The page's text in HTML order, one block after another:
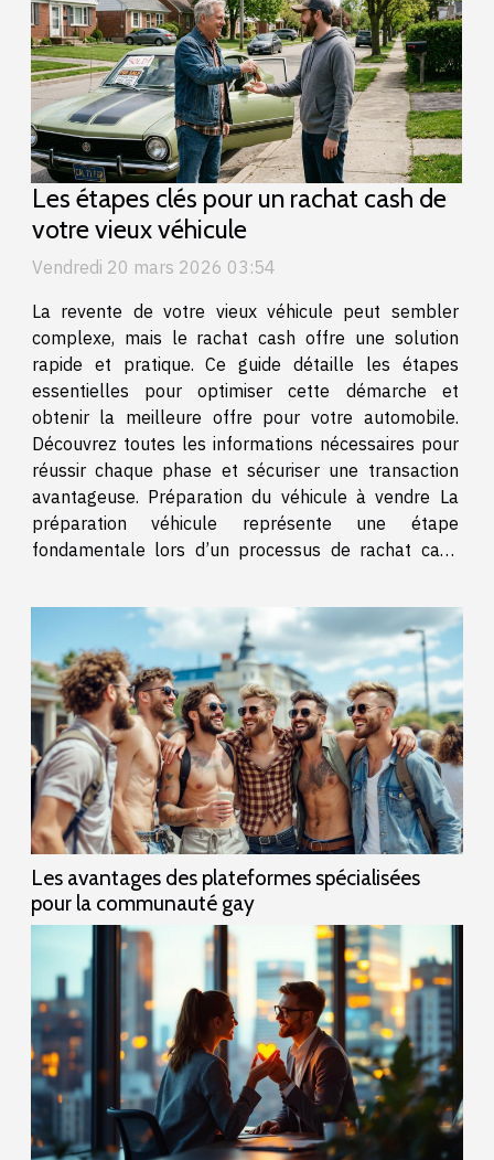
Les étapes clés pour un rachat cash de
votre vieux véhicule
Vendredi 20 mars 2026 03:54
La revente de votre vieux véhicule peut sembler
complexe, mais le rachat cash offre une solution
rapide et pratique. Ce guide détaille les étapes
essentielles pour optimiser cette démarche et
obtenir la meilleure offre pour votre automobile.
Découvrez toutes les informations nécessaires pour
réussir chaque phase et sécuriser une transaction
avantageuse. Préparation du véhicule à vendre La
préparation véhicule représente une étape
fondamentale lors d’un processus de rachat cash
qu’extérieur, permet de présenter l’état du véhicule
Les avantages des plateformes spécialisées
pour la communauté gay